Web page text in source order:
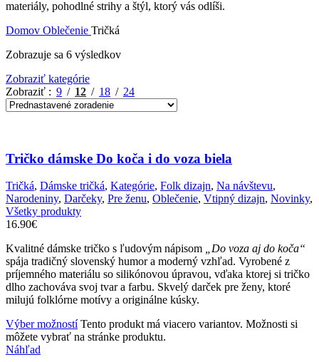
materiály, pohodlné strihy a štýl, ktorý vás odlíši.
Domov Oblečenie Tričká
Zobrazuje sa 6 výsledkov
Zobraziť kategórie
Zobraziť
9 12 18 24
Tričko dámske Do koča i do voza biela
Tričká, Dámske tričká, Kategórie, Folk dizajn, Na návštevu,
Narodeniny, Darčeky, Pre ženu, Oblečenie, Vtipný dizajn, Novinky,
Všetky produkty
16.90€
Kvalitné dámske tričko s ľudovým nápisom
„Do voza aj do koča“
spája tradičný slovenský humor a moderný vzhľad. Vyrobené z
príjemného materiálu so silikónovou úpravou, vďaka ktorej si tričko
dlho zachováva svoj tvar a farbu. Skvelý darček pre ženy, ktoré
milujú folklórne motívy a originálne kúsky.
Výber možností Tento produkt má viacero variantov. Možnosti si
môžete vybrať na stránke produktu.
Náhľad